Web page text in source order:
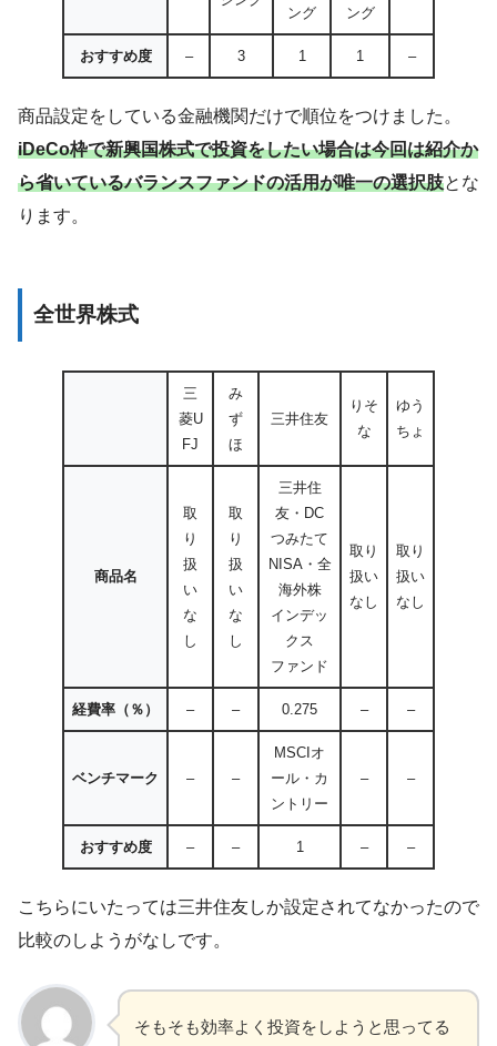
ング
ング
おすすめ度 – 3 1 1 –
商品設定をしている金融機関だけで順位をつけました。
iDeCo枠で新興国株式で投資をしたい場合は今回は紹介か
ら省いているバランスファンドの活用が唯一の選択肢とな
ります。
全世界株式
三
菱U
FJ
み
ず
ほ
三井住友
りそ
な
ゆう
ちょ
商品名
取
り
扱
い
な
し
取
り
扱
い
な
し
三井住
友・DC
つみたて
NISA・全
海外株
インデッ
クス
ファンド
取り
扱い
なし
取り
扱い
なし
経費率（％） – – 0.275 – –
ベンチマーク – –
MSCIオ
ール・カ
ントリー
– –
おすすめ度 – – 1 – –
こちらにいたっては三井住友しか設定されてなかったので
比較のしようがなしです。
そもそも効率よく投資をしようと思ってる